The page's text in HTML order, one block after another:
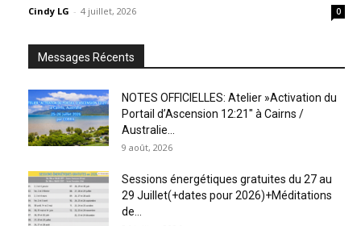
Cindy LG - 4 juillet, 2026 0
Messages Récents
NOTES OFFICIELLES: Atelier »Activation du
Portail d’Ascension 12:21″ à Cairns /
Australie...
9 août, 2026
Sessions énergétiques gratuites du 27 au
29 Juillet(+dates pour 2026)+Méditations
de...